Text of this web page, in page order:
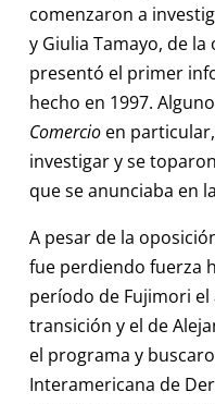
comenzaron a
y Giulia Tamayo, de la
presentó el primer
hecho en 1997.
Comercioen
investigar y se
que se anunciaba en
A pesar de la
fue perdiendo fuerza
período de Fujimori el
transición y el de
el programa y
Interamericana de